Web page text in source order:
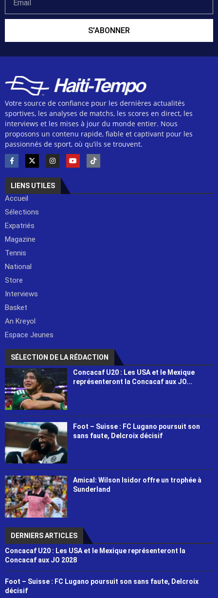
S'ABONNER
Votre source de confiance pour les dernières actualités
sportives, les analyses de matchs, les scores en direct, les
interviews et les mises à jour du monde entier. Nous
proposons un contenu rapide, fiable et captivant pour les
passionnés de sport, où qu’ils se trouvent.
LIENS UTILES
Accueil
Sélections
Expatriés
Magazine
Tennis
National
Store
Interviews
Basket
An Kreyol
Espace Jeunes
SÉLECTION DE LA RÉDACTION
Concacaf U20 : Les USA et le Mexique
représenteront la Concacaf aux JO...
Foot – Suisse : FC Lugano poursuit son
sans faute, Delcroix décisif
Amical: Wilson Isidor offre un trophée à
Sunderland
DERNIERS ARTICLES
Concacaf U20 : Les USA et le Mexique représenteront la
Concacaf aux JO 2028
Foot – Suisse : FC Lugano poursuit son sans faute, Delcroix
décisif